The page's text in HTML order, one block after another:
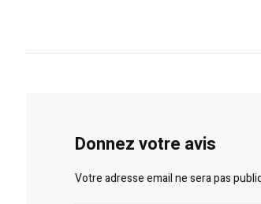
Donnez votre avis
Votre adresse email ne sera pas